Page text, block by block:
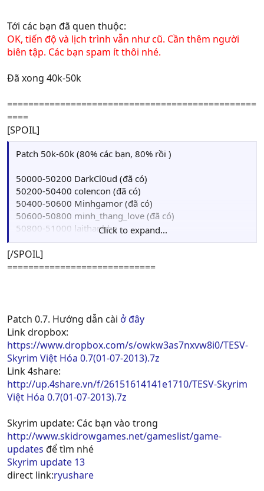
Tới các bạn đã quen thuộc:
OK, tiến độ và lịch trình vẫn như cũ. Cần thêm người
biên tập. Các bạn spam ít thôi nhé.
Đã xong 40k-50k
===============================================
====
[SPOIL]
Patch 50k-60k (80% các bạn, 80% rồi )
50000-50200 DarkCl0ud (đã có)
50200-50400 colencon (đã có)
50400-50600 Minhgamor (đã có)
50600-50800 minh_thang_love (đã có)
50800-51000 laithanhha
51000-51200 VatBon (đã có)
51200-51400 baodeco (đã có)
51400-51600 Minhgamor (đã có)
52200-52400 ViFysana (đã có)
52400-52600 spyhunter88 (đã có)
52600-52800 an43210 (đã có)
52800-53000 madmanmoney (đã có)
53000-53200 madmanmoney (đã có)
53200-53400 spyhunter88 (đã có)
53400-53600 spyhunter88 (xong)
53600-53800 spyhunter88 (xong)
54000-54200 laithanhha
54200-54400 an43210 (đã có)
54400-54600 maxxnino (đã có)
54600-54800
54800-55000 pth_duy (đã có)
Click to expand...
[/SPOIL]
============================
Patch 0.7. Hướng dẫn cài ở đây
Link dropbox:
https://www.dropbox.com/s/owkw3as7nxvw8i0/TESV-
Skyrim Việt Hóa 0.7(01-07-2013).7z
Link 4share:
http://up.4share.vn/f/26151614141e1710/TESV-Skyrim
Việt Hóa 0.7(01-07-2013).7z
Skyrim update: Các bạn vào trong
http://www.skidrowgames.net/gameslist/game-
updates để tìm nhé
Skyrim update 13
direct link:ryushare